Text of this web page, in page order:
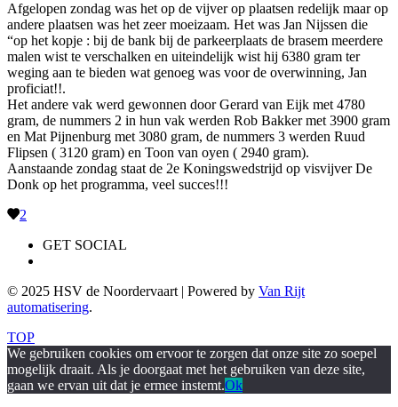
Afgelopen zondag was het op de vijver op plaatsen redelijk maar op
andere plaatsen was het zeer moeizaam. Het was Jan Nijssen die
“op het kopje : bij de bank bij de parkeerplaats de brasem meerdere
malen wist te verschalken en uiteindelijk wist hij 6380 gram ter
weging aan te bieden wat genoeg was voor de overwinning, Jan
proficiat!!.
Het andere vak werd gewonnen door Gerard van Eijk met 4780
gram, de nummers 2 in hun vak werden Rob Bakker met 3900 gram
en Mat Pijnenburg met 3080 gram, de nummers 3 werden Ruud
Flipsen ( 3120 gram) en Toon van oyen ( 2940 gram).
Aanstaande zondag staat de 2e Koningswedstrijd op visvijver De
Donk op het programma, veel succes!!!
2
GET SOCIAL
© 2025 HSV de Noordervaart | Powered by Van Rijt
automatisering.
TOP
We gebruiken cookies om ervoor te zorgen dat onze site zo soepel
mogelijk draait. Als je doorgaat met het gebruiken van deze site,
gaan we ervan uit dat je ermee instemt.Ok